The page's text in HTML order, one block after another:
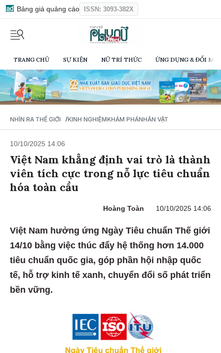
Bảng giá quảng cáo ISSN: 3093-382X
TRANG CHỦ SỰ KIỆN NỮ TRÍ THỨC ỨNG DỤNG & ĐỔI
NHÌN RA THẾ GIỚI /KINH NGHIỆMKHÁM PHÁNHÂN VẬT
10/10/2025 14:06
Việt Nam khẳng định vai trò là thành
viên tích cực trong nỗ lực tiêu chuẩn
hóa toàn cầu
Hoàng Toàn 10/10/2025 14:06
Việt Nam hưởng ứng Ngày Tiêu chuẩn Thế giới
14/10 bằng việc thúc đẩy hệ thống hơn 14.000
tiêu chuẩn quốc gia, góp phần hội nhập quốc
tế, hỗ trợ kinh tế xanh, chuyển đổi số phát triển
bền vững.